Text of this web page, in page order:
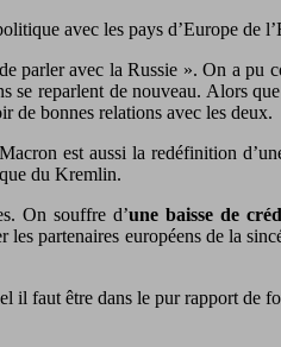
avec les pays d’Europe de
parler avec la Russie ». On a pu
se reparlent de nouveau. Alors
de bonnes relations avec les deux.
est aussi la redéfinition
du Kremlin.
On souffre d’une baisse de
partenaires européens de la
faut être dans le pur rapport de